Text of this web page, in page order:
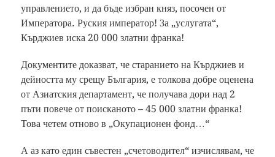
управлението, и да бъде избран княз, посочен от
Императора. Руския император! За „услугата“,
Кърджиев иска 20 000 златни франка!
Документите доказват, че старанието на Кърджиев и
дейността му срещу България, е толкова добре оценена
от Азиатския департамент, че получава дори над 2
пъти повече от поисканото – 45 000 златни франка!
Това четем отново в „Окупационен фонд…“
А аз като един съвестен „счетоводител“ изчислявам, че